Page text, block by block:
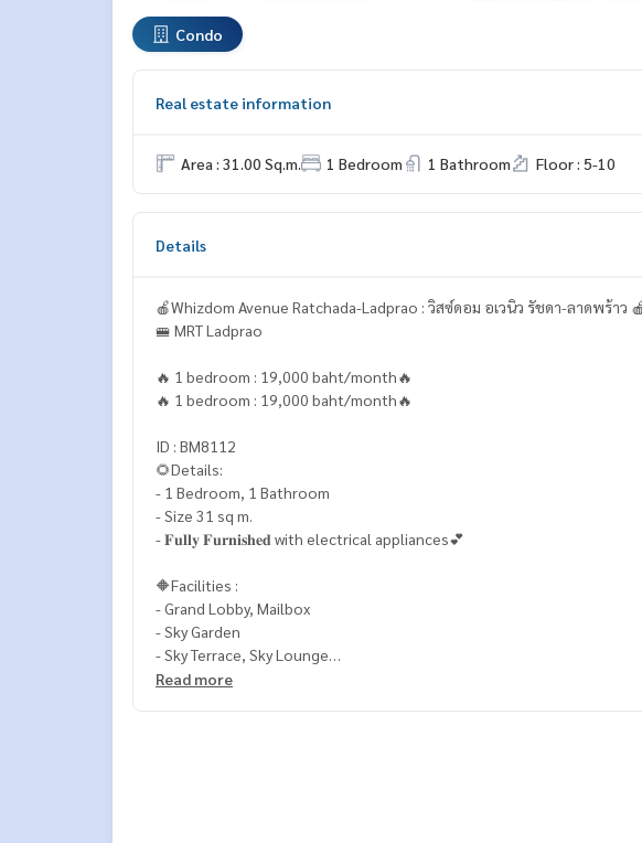
Condo
Real estate information
Area : 31.00 Sq.m. 1 Bedroom 1 Bathroom Floor : 5-10
Details
🍎Whizdom Avenue Ratchada-Ladprao : วิสซ์ดอม อเวนิว รัชดา-ลาดพร้าว
🚝 MRT Ladprao
🔥 1 bedroom : 19,000 baht/month🔥
🔥 1 bedroom : 19,000 baht/month🔥
ID : BM8112
🌻Details:
- 1 Bedroom, 1 Bathroom
- Size 31 sq m.
- 𝐅𝐮𝐥𝐥𝐲 𝐅𝐮𝐫𝐧𝐢𝐬𝐡𝐞𝐝 with electrical appliances💕
🔶Facilities :
- Grand Lobby, Mailbox
- Sky Garden
- Sky Terrace, Sky Lounge
- Passenger Lift
Read more